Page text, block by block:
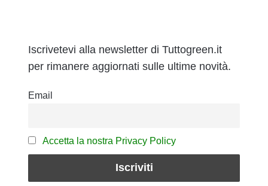
Iscrivetevi alla newsletter di Tuttogreen.it
per rimanere aggiornati sulle ultime novità.
Email
Accetta la nostra Privacy Policy